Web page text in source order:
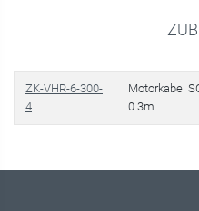
ZK-VHR-6-300-
4
Motorkabel
0.3m